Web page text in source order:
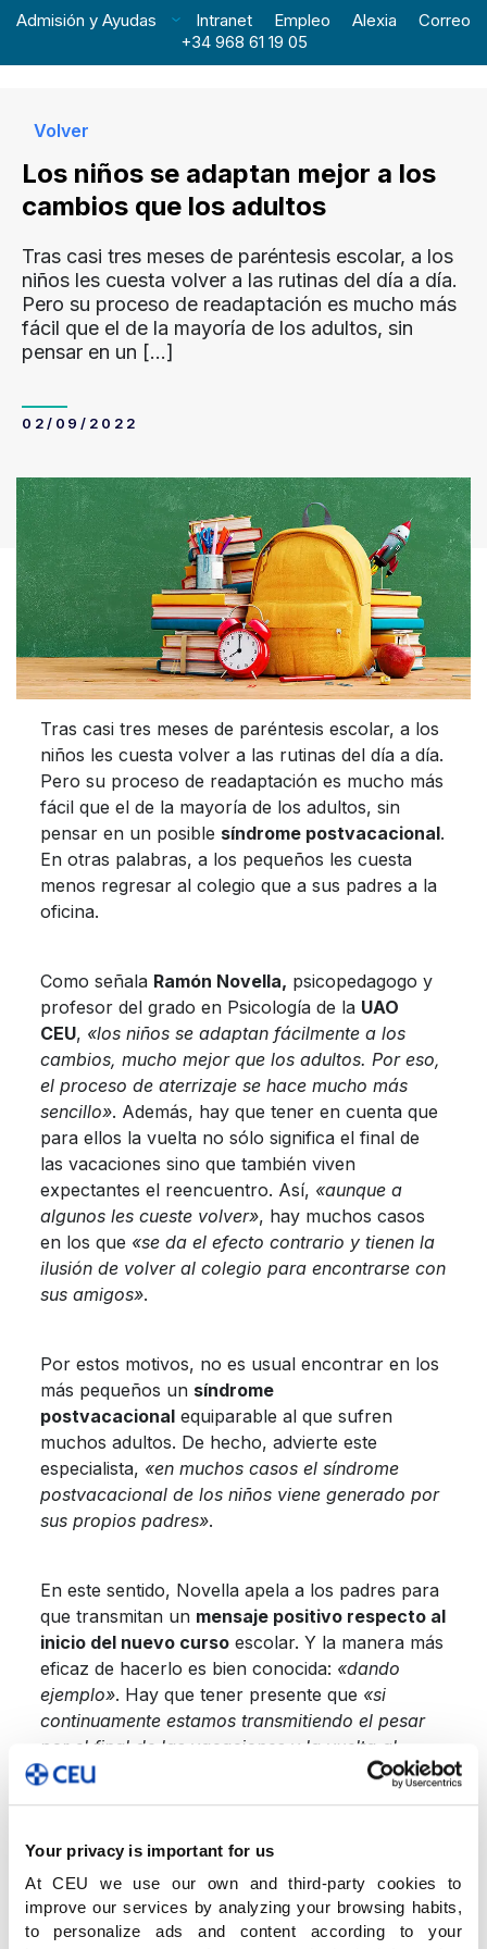
Your privacy is important for us
At CEU we use our own and third-party cookies to
improve our services by analyzing your browsing habits,
to personalize ads and content according to your
Admisión y Ayudas Intranet Empleo Alexia
Correo
+34 968 61 19 05
Volver
Los niños se adaptan mejor a los
cambios que los adultos
Tras casi tres meses de paréntesis escolar, a los
niños les cuesta volver a las rutinas del día a día.
Pero su proceso de readaptación es mucho más
fácil que el de la mayoría de los adultos, sin
pensar en un […]
02/09/2022
Tras casi tres meses de paréntesis escolar, a los
niños les cuesta volver a las rutinas del día a día.
Pero su proceso de readaptación es mucho más
fácil que el de la mayoría de los adultos, sin
pensar en un posible síndrome postvacacional.
En otras palabras, a los pequeños les cuesta
menos regresar al colegio que a sus padres a la
oficina.
Como señala Ramón Novella, psicopedagogo y
profesor del grado en Psicología de la UAO
CEU, «los niños se adaptan fácilmente a los
cambios, mucho mejor que los adultos. Por eso,
el proceso de aterrizaje se hace mucho más
sencillo». Además, hay que tener en cuenta que
para ellos la vuelta no sólo significa el final de
las vacaciones sino que también viven
expectantes el reencuentro. Así, «aunque a
algunos les cueste volver», hay muchos casos
en los que «se da el efecto contrario y tienen la
ilusión de volver al colegio para encontrarse con
sus amigos».
Por estos motivos, no es usual encontrar en los
más pequeños un síndrome
postvacacionalequiparable al que sufren
muchos adultos. De hecho, advierte este
especialista, «en muchos casos el síndrome
postvacacional de los niños viene generado por
sus propios padres».
En este sentido, Novella apela a los padres para
que transmitan un mensaje positivo respecto al
inicio del nuevo cursoescolar. Y la manera más
eficaz de hacerlo es bien conocida: «dando
ejemplo». Hay que tener presente que «si
continuamente estamos transmitiendo el pesar
por el final de las vacaciones y la vuelta al
trabajo, queramos o no, estamos generando en
Síntomas de estrés
En el caso de que, en efecto, el niño viva con